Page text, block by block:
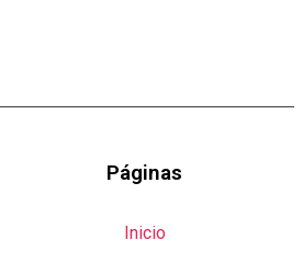
Páginas
Inicio